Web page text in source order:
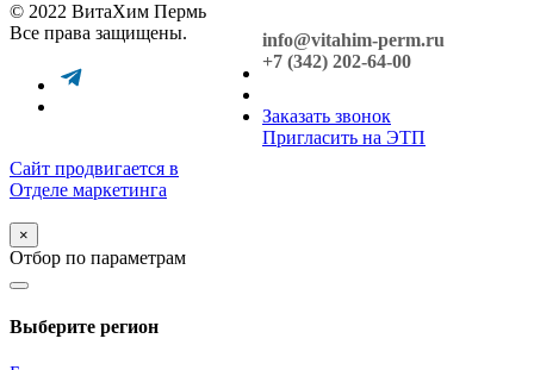
© 2022 ВитаХим Пермь
Все права защищены.
info@vitahim-perm.ru
+7 (342) 202-64-00
Заказать звонок
Пригласить на ЭТП
Сайт продвигается в
Отделе маркетинга
×
Отбор по параметрам
Выберите регион